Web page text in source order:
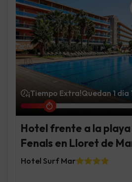
¡Tiempo Extra!Quedan 1 día
Hotel frente a la playa
Fenals en Lloret de
Hotel Surf Mar